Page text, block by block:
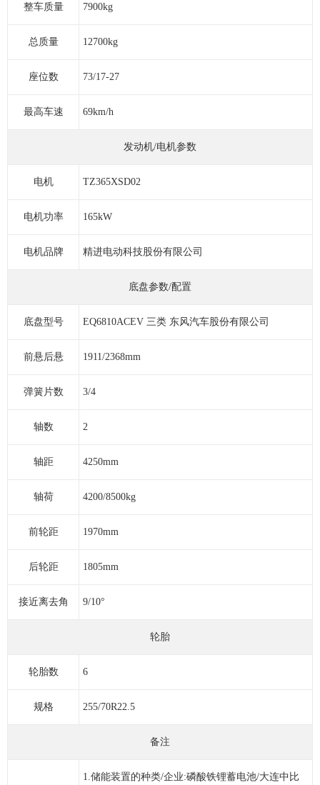
整车质量 7900kg
总质量 12700kg
座位数 73/17-27
最高车速 69km/h
发动机/电机参数
电机 TZ365XSD02
电机功率 165kW
电机品牌 精进电动科技股份有限公司
底盘参数/配置
底盘型号 EQ6810ACEV 三类 东风汽车股份有限公司
前悬后悬 1911/2368mm
弹簧片数 3/4
轴数 2
轴距 4250mm
轴荷 4200/8500kg
前轮距 1970mm
后轮距 1805mm
接近离去角 9/10°
轮胎
轮胎数 6
规格 255/70R22.5
备注
1.储能装置的种类/企业:磷酸铁锂蓄电池/大连中比